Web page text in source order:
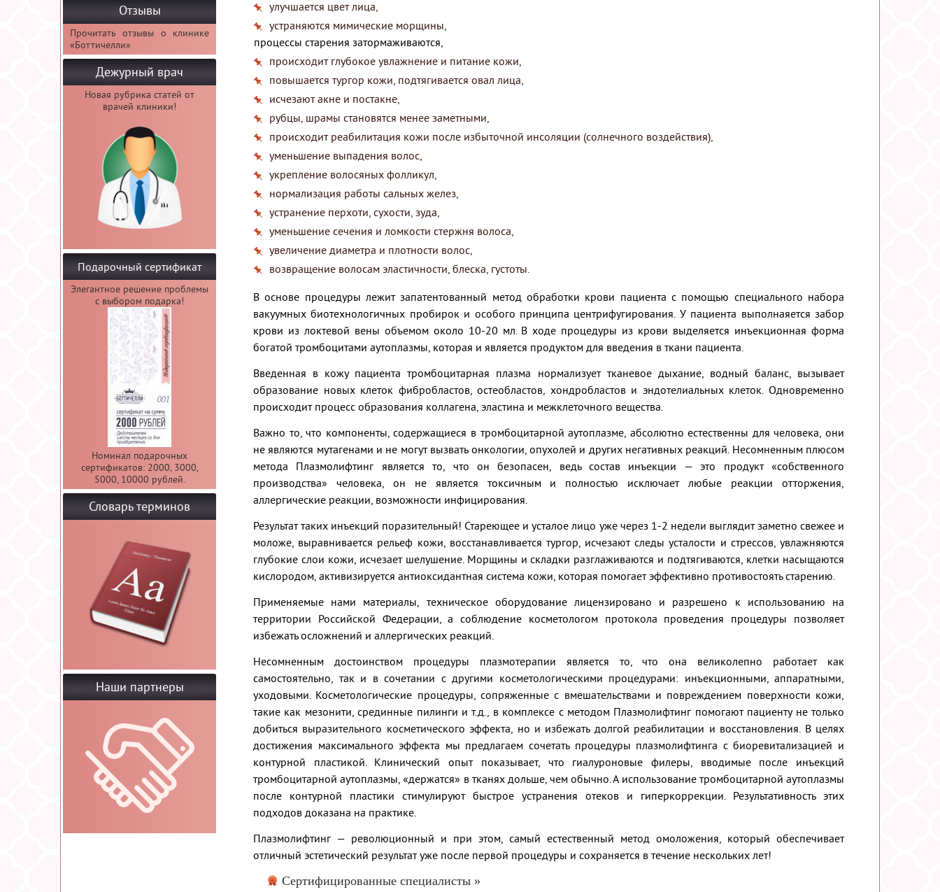
Отзывы
Прочитать отзывы о клинике
«Боттичелли»
Дежурный врач
Новая рубрика статей от
врачей клиники!
Подарочный сертификат
Элегантное решение проблемы
с выбором подарка!
Номинал подарочных
сертификатов: 2000, 3000,
5000, 10000 рублей.
Словарь терминов
Наши партнеры
улучшается цвет лица,
устраняются мимические морщины,
процессы старения затормаживаются,
происходит глубокое увлажнение и питание кожи,
повышается тургор кожи, подтягивается овал лица,
исчезают акне и постакне,
рубцы, шрамы становятся менее заметными,
происходит реабилитация кожи после избыточной инсоляции (солнечного воздействия),
уменьшение выпадения волос,
укрепление волосяных фолликул,
нормализация работы сальных желез,
устранение перхоти, сухости, зуда,
уменьшение сечения и ломкости стержня волоса,
увеличение диаметра и плотности волос,
возвращение волосам эластичности, блеска, густоты.
В основе процедуры лежит запатентованный метод обработки крови пациента с помощью специального набора
вакуумных биотехнологичных пробирок и особого принципа центрифугирования. У пациента выполнаяется забор
крови из локтевой вены объемом около 10-20 мл. В ходе процедуры из крови выделяется инъекционная форма
богатой тромбоцитами аутоплазмы, которая и является продуктом для введения в ткани пациента.
Введенная в кожу пациента тромбоцитарная плазма нормализует тканевое дыхание, водный баланс, вызывает
образование новых клеток фибробластов, остеобластов, хондробластов и эндотелиальных клеток. Одновременно
происходит процесс образования коллагена, эластина и межклеточного вещества.
Важно то, что компоненты, содержащиеся в тромбоцитарной аутоплазме, абсолютно естественны для человека, они
не являются мутагенами и не могут вызвать онкологии, опухолей и других негативных реакций. Несомненным плюсом
метода Плазмолифтинг является то, что он безопасен, ведь состав инъекции — это продукт «собственного
производства» человека, он не является токсичным и полностью исключает любые реакции отторжения,
аллергические реакции, возможности инфицирования.
Результат таких инъекций поразительный! Стареющее и усталое лицо уже через 1-2 недели выглядит заметно свежее и
моложе, выравнивается рельеф кожи, восстанавливается тургор, исчезают следы усталости и стрессов, увлажняются
глубокие слои кожи, исчезает шелушение. Морщины и складки разглаживаются и подтягиваются, клетки насыщаются
кислородом, активизируется антиоксидантная система кожи, которая помогает эффективно противостоять старению.
Применяемые нами материалы, техническое оборудование лицензировано и разрешено к использованию на
территории Российской Федерации, а соблюдение косметологом протокола проведения процедуры позволяет
избежать осложнений и аллергических реакций.
Несомненным достоинством процедуры плазмотерапии является то, что она великолепно работает как
самостоятельно, так и в сочетании с другими косметологическими процедурами: инъекционными, аппаратными,
уходовыми. Косметологические процедуры, сопряженные с вмешательствами и повреждением поверхности кожи,
такие как мезонити, срединные пилинги и т.д., в комплексе с методом Плазмолифтинг помогают пациенту не только
добиться выразительного косметического эффекта, но и избежать долгой реабилитации и восстановления. В целях
достижения максимального эффекта мы предлагаем сочетать процедуры плазмолифтинга с биоревитализацией и
контурной пластикой. Клинический опыт показывает, что гиалуроновые филеры, вводимые после инъекций
тромбоцитарной аутоплазмы, «держатся» в тканях дольше, чем обычно. А использование тромбоцитарной аутоплазмы
после контурной пластики стимулируют быстрое устранения отеков и гиперкоррекции. Результативность этих
подходов доказана на практике.
Плазмолифтинг — революционный и при этом, самый естественный метод омоложения, который обеспечивает
отличный эстетический результат уже после первой процедуры и сохраняется в течение нескольких лет!
Сертифицированные специалисты »